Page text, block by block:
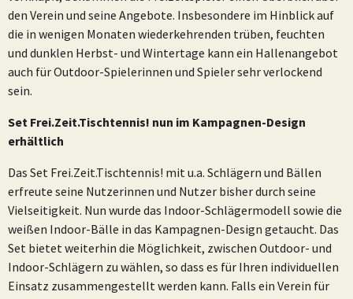
den Verein und seine Angebote. Insbesondere im Hinblick auf
die in wenigen Monaten wiederkehrenden trüben, feuchten
und dunklen Herbst- und Wintertage kann ein Hallenangebot
auch für Outdoor-Spielerinnen und Spieler sehr verlockend
sein.
Set Frei.Zeit.Tischtennis! nun im Kampagnen-Design
erhältlich
Das Set Frei.Zeit.Tischtennis! mit u.a. Schlägern und Bällen
erfreute seine Nutzerinnen und Nutzer bisher durch seine
Vielseitigkeit. Nun wurde das Indoor-Schlägermodell sowie die
weißen Indoor-Bälle in das Kampagnen-Design getaucht. Das
Set bietet weiterhin die Möglichkeit, zwischen Outdoor- und
Indoor-Schlägern zu wählen, so dass es für Ihren individuellen
Einsatz zusammengestellt werden kann. Falls ein Verein für